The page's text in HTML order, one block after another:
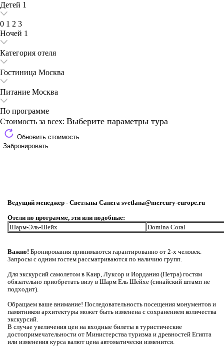
Детей 1
0 1 2 3
Ночей 1
Категория отеля
Гостиница Москва
Питание Москва
По программе
Стоимость за всех: Выберите параметры тура
Обновить стоимость
Забронировать
Ведущий менеджер - Светлана Сапега svetlana@mercury-europe.ru
Отели по программе, эти или подобные:
Шарм-Эль-Шейх
Domina Coral
Важно! Бронирования принимаются гарантированно от 2-х человек.
Запросы с одним гостем рассматриваются по наличию групп.
Для экскурсий самолетом в Каир, Луксор и Иордания (Петра) гостям
обязательно приобретать визу в Шарм Ель Шейхе (синайский штамп не
подходит).
Обращаем ваше внимание! Последовательность посещения монументов и
памятников архитектуры может быть изменена с сохранением количества
экскурсий.
В случае увеличения цен на входные билеты в туристические
достопримечательности от Министерства туризма и древностей Египта
или изменения курса валют цена автоматически изменится.